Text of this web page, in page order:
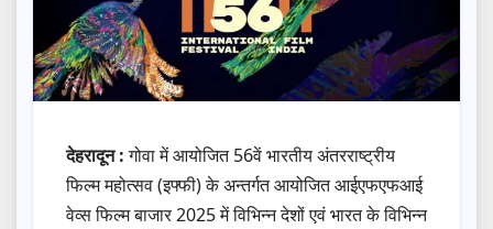
देहरादून :गोवा में आयोजित 56वें भारतीय अंतरराष्ट्रीय
फिल्म महोत्सव (इफ्फी) के अन्तर्गत आयोजित आईएफएफआई
वेव्स फिल्म बाजार 2025 में विभिन्न देशों एवं भारत के विभिन्न